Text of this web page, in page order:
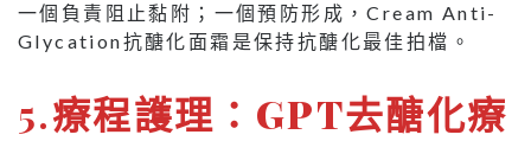
一個負責阻止黏附；一個預防形成，Cream Anti-
Glycation抗醣化面霜是保持抗醣化最佳拍檔。
5.療程護理：GPT去醣化療